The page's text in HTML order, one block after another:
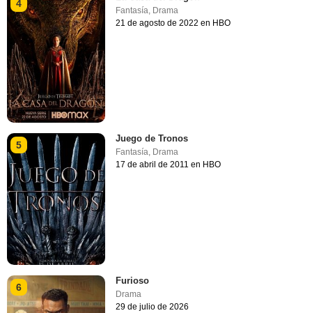
4
Fantasía, Drama
21 de agosto de 2022 en HBO
5
Juego de Tronos
Fantasía, Drama
17 de abril de 2011 en HBO
6
Furioso
Drama
29 de julio de 2026